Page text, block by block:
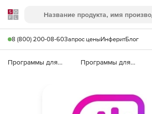
Softline
Поиск
8 (800) 200-08-60Запрос ценыИнферитБлог
Программы для программирования Программы для работы с базами данных